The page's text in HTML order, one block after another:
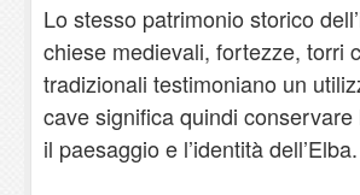
Lo stesso patrimonio storico
chiese medievali, fortezze, torri
tradizionali testimoniano un
cave significa quindi
il paesaggio e l’identità dell’Elba.